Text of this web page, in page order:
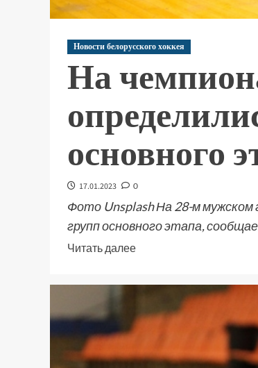
Новости белорусского хоккея
На
основного
17.01.2023 0
Фото Unsplash На 28-м мужском
групп основного этапа,
Читать далее